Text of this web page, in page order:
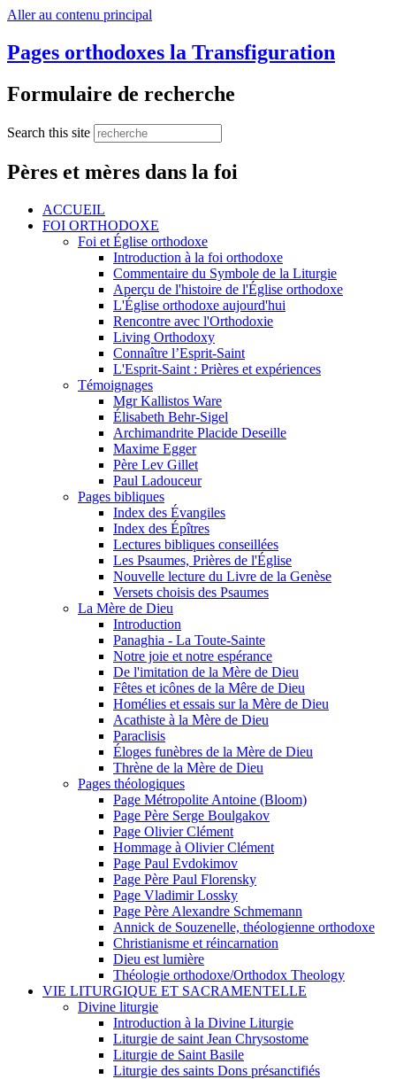
Aller au contenu principal
Pages orthodoxes la Transfiguration
Formulaire de recherche
Search this site
Pères et mères dans la foi
ACCUEIL
FOI ORTHODOXE
Foi et Église orthodoxe
Introduction à la foi orthodoxe
Commentaire du Symbole de la Liturgie
Aperçu de l'histoire de l'Église orthodoxe
L'Église orthodoxe aujourd'hui
Rencontre avec l'Orthodoxie
Living Orthodoxy
Connaître l’Esprit-Saint
L'Esprit-Saint : Prières et expériences
Témoignages
Mgr Kallistos Ware
Élisabeth Behr-Sigel
Archimandrite Placide Deseille
Maxime Egger
Père Lev Gillet
Paul Ladouceur
Pages bibliques
Index des Évangiles
Index des Épîtres
Lectures bibliques conseillées
Les Psaumes, Prières de l'Église
Nouvelle lecture du Livre de la Genèse
Versets choisis des Psaumes
La Mère de Dieu
Introduction
Panaghia - La Toute-Sainte
Notre joie et notre espérance
De l'imitation de la Mère de Dieu
Fêtes et icônes de la Mêre de Dieu
Homélies et essais sur la Mère de Dieu
Acathiste à la Mère de Dieu
Paraclisis
Éloges funèbres de la Mère de Dieu
Thrène de la Mère de Dieu
Pages théologiques
Page Métropolite Antoine (Bloom)
Page Père Serge Boulgakov
Page Olivier Clément
Hommage à Olivier Clément
Page Paul Evdokimov
Page Père Paul Florensky
Page Vladimir Lossky
Page Père Alexandre Schmemann
Annick de Souzenelle, théologienne orthodoxe
Christianisme et réincarnation
Dieu est lumière
Théologie orthodoxe/Orthodox Theology
VIE LITURGIQUE ET SACRAMENTELLE
Divine liturgie
Introduction à la Divine Liturgie
Liturgie de saint Jean Chrysostome
Liturgie de Saint Basile
Liturgie des saints Dons présanctifiés